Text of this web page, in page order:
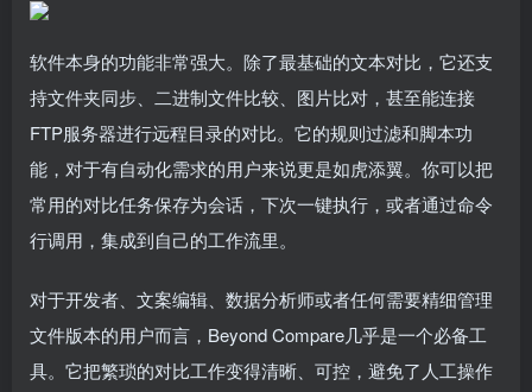
软件本身的功能非常强大。除了最基础的文本对比，它还支
持文件夹同步、二进制文件比较、图片比对，甚至能连接
FTP服务器进行远程目录的对比。它的规则过滤和脚本功
能，对于有自动化需求的用户来说更是如虎添翼。你可以把
常用的对比任务保存为会话，下次一键执行，或者通过命令
行调用，集成到自己的工作流里。
对于开发者、文案编辑、数据分析师或者任何需要精细管理
文件版本的用户而言，Beyond Compare几乎是一个必备工
具。它把繁琐的对比工作变得清晰、可控，避免了人工操作